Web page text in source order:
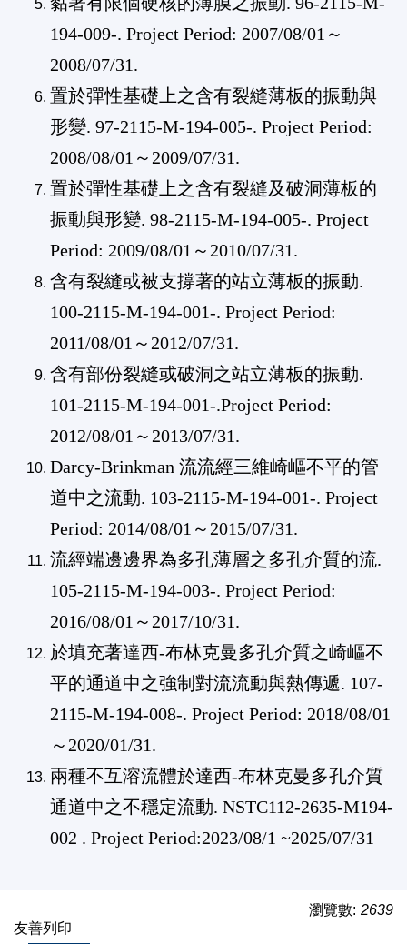
194-009-. Project Period: 2007/08/01 ～
2008/07/31.
置於彈性基礎上之含有裂縫薄板的振動與
形變. 97-2115-M-194-005-. Project Period:
2008/08/01 ～2009/07/31.
置於彈性基礎上之含有裂縫及破洞薄板的
振動與形變. 98-2115-M-194-005-. Project
Period: 2009/08/01 ～2010/07/31.
含有裂縫或被支撐著的站立薄板的振動.
100-2115-M-194-001-. Project Period:
2011/08/01 ～2012/07/31.
含有部份裂縫或破洞之站立薄板的振動.
101-2115-M-194-001-.Project Period:
2012/08/01 ～2013/07/31.
Darcy-Brinkman 流流經三維崎嶇不平的管
道中之流動. 103-2115-M-194-001-. Project
Period: 2014/08/01 ～2015/07/31.
流經端邊邊界為多孔薄層之多孔介質的流.
105-2115-M-194-003-. Project Period:
2016/08/01 ～2017/10/31.
於填充著達西-布林克曼多孔介質之崎嶇不
平的通道中之強制對流流動與熱傳遞. 107-
2115-M-194-008-. Project Period: 2018/08/01
～2020/01/31.
兩種不互溶流體於達西-布林克曼多孔介質
通道中之不穩定流動. NSTC112-2635-M194-
002 . Project Period:2023/08/1 ~2025/07/31
瀏覽數: 2639
友善列印